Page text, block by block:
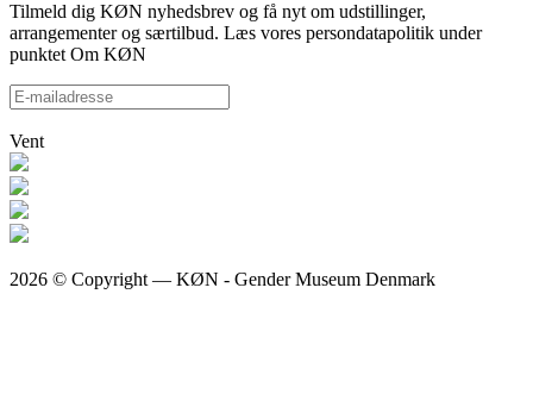
Tilmeld dig KØN nyhedsbrev og få nyt om udstillinger,
arrangementer og særtilbud. Læs vores persondatapolitik under
punktet Om KØN
Vent
2026 © Copyright — KØN - Gender Museum Denmark